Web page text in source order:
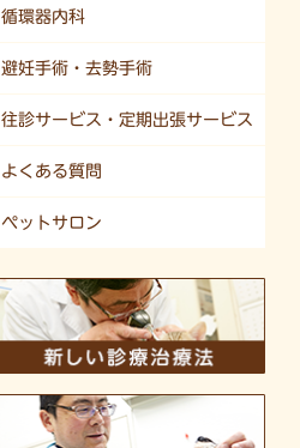
循環器内科
避妊手術・去勢手術
往診サービス・定期出張サービス
よくある質問
ペットサロン